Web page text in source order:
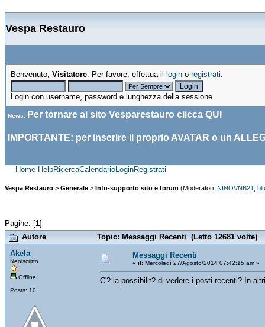
Vespa Restauro
Benvenuto, Visitatore. Per favore, effettua il login o registrati.
Login con username, password e lunghezza della sessione
News: Per tornare al sito Vesparestauro clicca QUI
IMPORTANTE: per inserire il proprio AVATAR o un
Home HelpRicercaCalendarioLoginRegistrati
Vespa Restauro > Generale > Info-supporto sito e forum (Moderatori: NINOVNB2T,
Pagine: [1]
Autore
Topic: Messaggi Recenti (Letto 12681 volte)
Akela
Neoiscritto
Offline
Posts: 10
Messaggi Recenti
« il: Mercoledì 27/Agosto/2014 07:42:15 am »
C'? la possibilit? di vedere i posti recenti? In